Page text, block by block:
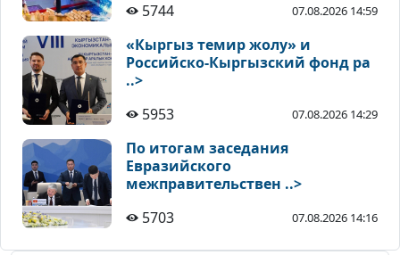
5744 07.08.2026 14:59
«Кыргыз темир жолу» и
Российско-Кыргызский фонд ра
..>
5953
07.08.2026 14:29
По итогам заседания
Евразийского
межправительствен ..>
5703
07.08.2026 14:16